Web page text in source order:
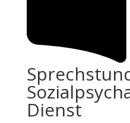
Dienst